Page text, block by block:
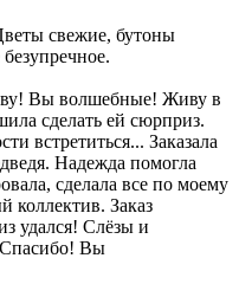
свежие, бутоны
Вы волшебные! Живу в
сделать ей сюрприз.
встретиться... Заказала
Надежда помогла
сделала все по моему
коллектив. Заказ
удался! Слёзы и
Вы